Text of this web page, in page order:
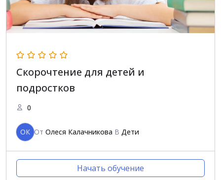
Скорочтение для детей и
подростков
0
ОК От Олеся Калачникова В Дети
Начать обучение